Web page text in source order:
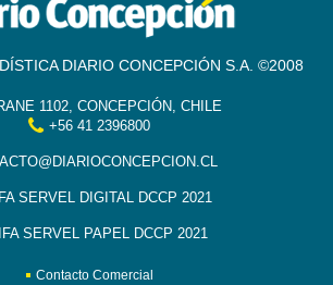
DIARIO CONCEPCIÓN S.A. ©2008
1102, CONCEPCIÓN, CHILE
+56 41 2396800
SERVEL DIGITAL DCCP 2021
SERVEL PAPEL DCCP 2021
Contacto Comercial